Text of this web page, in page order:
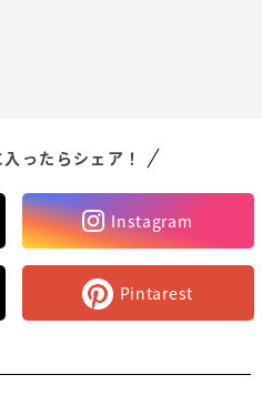
ったらシェア！
Instagram
Pintarest